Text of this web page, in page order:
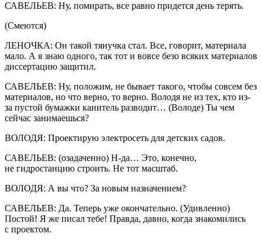
САВЕЛЬЕВ: Ну, помирать, все равно придется день терять.
(Смеются)
ЛЕНОЧКА: Он такой тянучка стал. Все, говорит, материала
мало. А я знаю одного, так тот и вовсе безо всяких материалов
диссертацию защитил.
САВЕЛЬЕВ: Ну, положим, не бывает такого, чтобы совсем без
материалов, но что верно, то верно. Володя не из тех, кто из-
за пустой бумажки канитель разводит… (Володе) Ты чем
сейчас занимаешься?
ВОЛОДЯ: Проектирую электросеть для детских садов.
САВЕЛЬЕВ: (озадаченно) Н-да… Это, конечно,
не гидростанцию строить. Не тот масштаб.
ВОЛОДЯ: А вы что? За новым назначением?
САВЕЛЬЕВ: Да. Теперь уже окончательно. (Удивленно)
Постой! Я же писал тебе! Правда, давно, когда знакомились
с проектом.